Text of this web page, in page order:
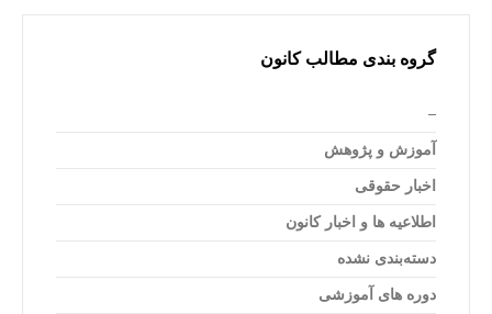
گروه بندی مطالب کانون
–
آموزش و پژوهش
اخبار حقوقی
اطلاعیه ها و اخبار کانون
دسته‌بندی نشده
دوره های آموزشی